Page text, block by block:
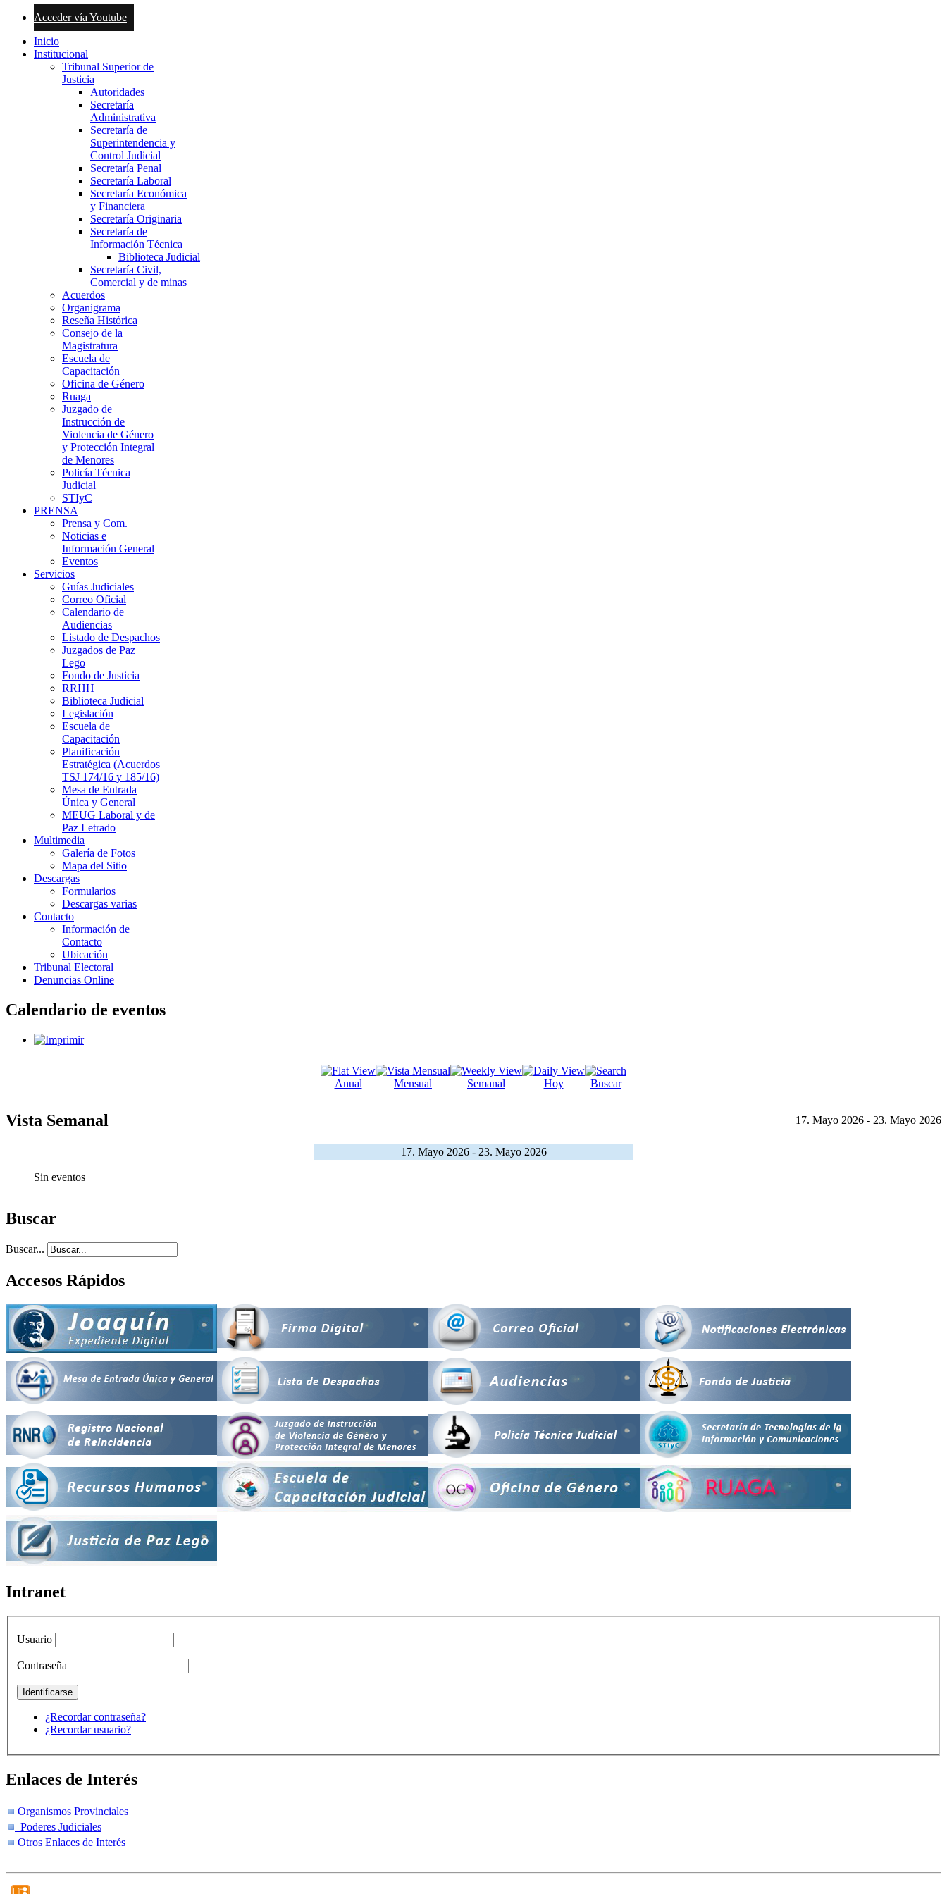
Acceder vía Youtube
Inicio
Institucional
Tribunal Superior de
Justicia
Autoridades
Secretaría
Administrativa
Secretaría de
Superintendencia y
Control Judicial
Secretaría Penal
Secretaría Laboral
Secretaría Económica
y Financiera
Secretaría Originaria
Secretaría de
Información Técnica
Biblioteca Judicial
Secretaría Civil,
Comercial y de minas
Acuerdos
Organigrama
Reseña Histórica
Consejo de la
Magistratura
Escuela de
Capacitación
Oficina de Género
Ruaga
Juzgado de
Instrucción de
Violencia de Género
y Protección Integral
de Menores
Policía Técnica
Judicial
STIyC
PRENSA
Prensa y Com.
Noticias e
Información General
Eventos
Servicios
Guías Judiciales
Correo Oficial
Calendario de
Audiencias
Listado de Despachos
Juzgados de Paz
Lego
Fondo de Justicia
RRHH
Biblioteca Judicial
Legislación
Escuela de
Capacitación
Planificación
Estratégica (Acuerdos
TSJ 174/16 y 185/16)
Mesa de Entrada
Única y General
MEUG Laboral y de
Paz Letrado
Multimedia
Galería de Fotos
Mapa del Sitio
Descargas
Formularios
Descargas varias
Contacto
Información de
Contacto
Ubicación
Tribunal Electoral
Denuncias Online
Calendario de eventos
Anual Mensual Semanal Hoy Buscar
Vista Semanal 17. Mayo 2026 - 23. Mayo 2026
17. Mayo 2026 - 23. Mayo 2026
Sin eventos
Buscar
Buscar...
Accesos Rápidos
Intranet
Usuario
Contraseña
¿Recordar contraseña?
¿Recordar usuario?
Enlaces de Interés
Organismos Provinciales
Poderes Judiciales
Otros Enlaces de Interés